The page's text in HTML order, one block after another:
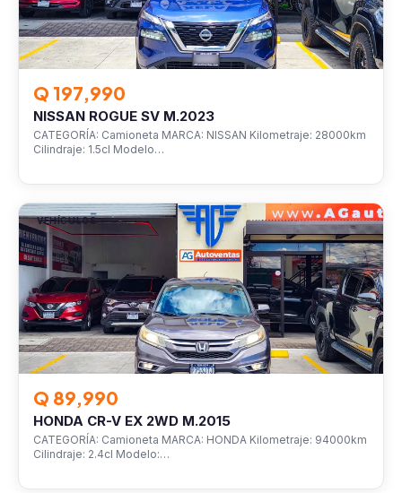
Q 197,990
NISSAN ROGUE SV M.2023
CATEGORÍA: Camioneta MARCA: NISSAN Kilometraje: 28000km
Cilindraje: 1.5cl Modelo…
VEHÍCULOS
Q 89,990
HONDA CR-V EX 2WD M.2015
CATEGORÍA: Camioneta MARCA: HONDA Kilometraje: 94000km
Cilindraje: 2.4cl Modelo:…